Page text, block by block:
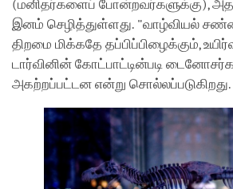
(மனிதர்களைப் போன்றவர்களுக்கு),
இனம் செழித்துள்ளது. "வாழ்வியல்
திறமை மிக்கதே தப்பிப்பிழைக்கும்,
டார்வினின் கோட்பாட்டின்படி
அகற்றப்பட்டன என்று சொல்லப்படுகிறது.